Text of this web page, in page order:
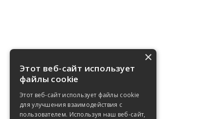
×
Этот веб-сайт использует
файлы cookie
Этот веб-сайт использует файлы cookie
для улучшения взаимодействия с
пользователем. Используя наш веб-сайт,